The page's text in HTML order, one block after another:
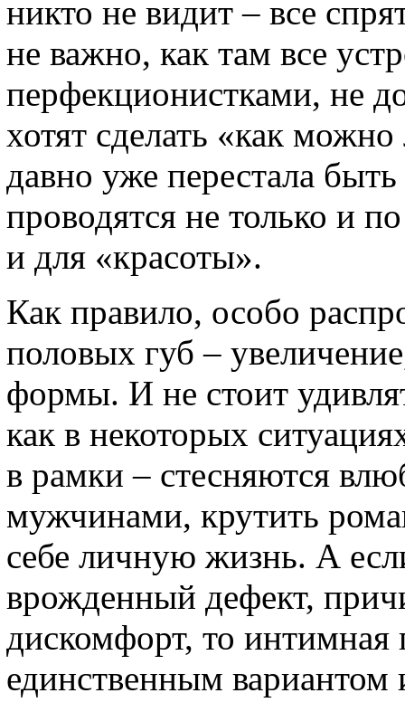
никто не видит – все
не важно, как там все
перфекционистками, не
хотят сделать «как
давно уже перестала
проводятся не только и
и для «красоты».
Как правило, особо
половых губ –
формы. И не стоит
как в некоторых
в рамки – стесняются
мужчинами, крутить
себе личную жизнь. А
врожденный дефект,
дискомфорт, то интимная
единственным вариантом